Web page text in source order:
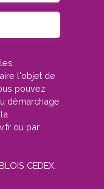
l'objet de
pouvez
démarchage
ou par
CEDEX.